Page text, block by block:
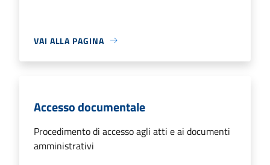
VAI ALLA PAGINA
Accesso documentale
Procedimento di accesso agli atti e ai documenti
amministrativi